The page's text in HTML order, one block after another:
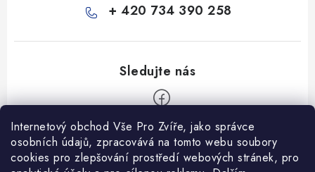
Internetový obchod Vše Pro Zvíře, jako správce
osobních údajů, zpracovává na tomto webu soubory
cookies pro zlepšování prostředí webových stránek, pro
+ 420 734 390 258